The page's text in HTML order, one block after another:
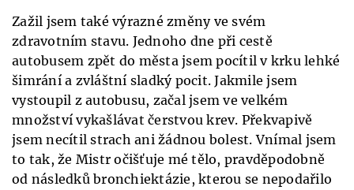
Zažil jsem také výrazné změny ve svém
zdravotním stavu. Jednoho dne při cestě
autobusem zpět do města jsem pocítil v krku lehké
šimrání a zvláštní sladký pocit. Jakmile jsem
vystoupil z autobusu, začal jsem ve velkém
množství vykašlávat čerstvou krev. Překvapivě
jsem necítil strach ani žádnou bolest. Vnímal jsem
to tak, že Mistr očišťuje mé tělo, pravděpodobně
od následků bronchiektázie, kterou se nepodařilo